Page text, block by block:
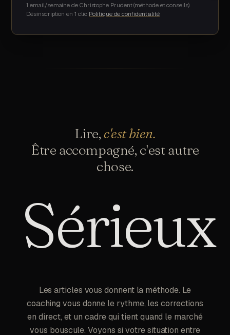
1 email/semaine de Christophe Prudent (méthode et conseils).
Désinscription en 1 clic. Politique de confidentialité
Lire, c'est bien.
Être accompagné, c'est autre
chose.
Sérieux
Les articles vous donnent la méthode. Le
coaching vous donne le rythme, les corrections
en direct, et un cadre qui tient quand le marché
vous bouscule. Voyons si votre situation entre